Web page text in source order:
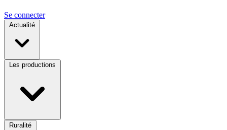
Se connecter
Actualité
Les productions
Ruralité